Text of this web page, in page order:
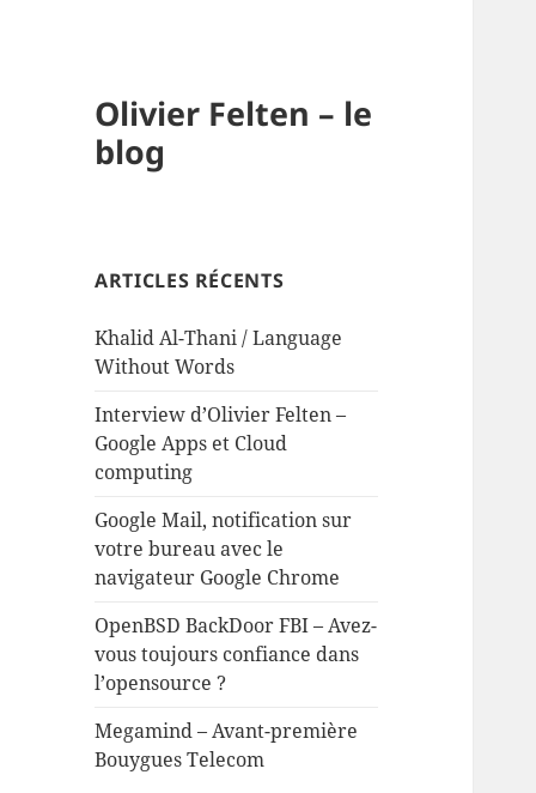
Olivier Felten – le
blog
ARTICLES RÉCENTS
Khalid Al-Thani / Language
Without Words
Interview d’Olivier Felten –
Google Apps et Cloud
computing
Google Mail, notification sur
votre bureau avec le
navigateur Google Chrome
OpenBSD BackDoor FBI – Avez-
vous toujours confiance dans
l’opensource ?
Megamind – Avant-première
Bouygues Telecom